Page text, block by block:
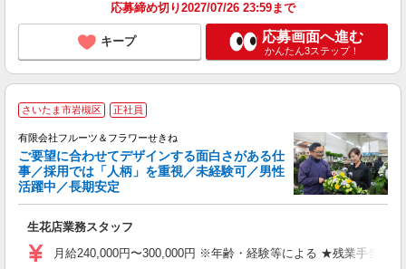
応募締め切り2027/07/26 23:59まで
キープ 応募画面へ進む
かんたん3ステップ！
さいたま市岩槻区 正社員
有限会社フルーツ＆フラワーせきね
ご要望に合わせてデザインする面白さがある仕
事／採用では「人柄」を重視／未経験可／男性
活躍中／長期安定
生花店業務スタッフ
月給240,000円〜300,000円 ※年齢・経験等による ★残業手当